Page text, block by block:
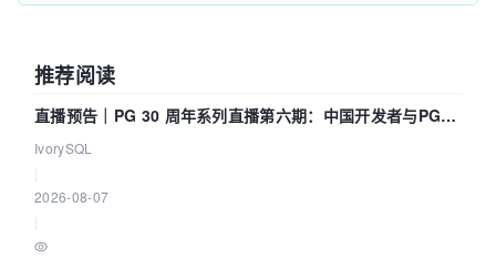
推荐阅读
直播预告｜PG 30 周年系列直播第六期：中国开发者与PG内
核——我们改得动吗？我们贡献了什么？
IvorySQL
2026-08-07